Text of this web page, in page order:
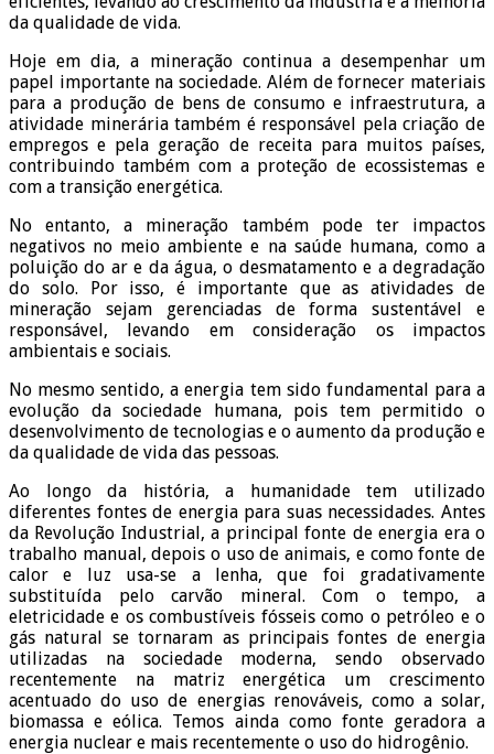
da qualidade de vida.
Hoje em dia, a mineração continua a desempenhar um
papel importante na sociedade. Além de fornecer materiais
para a produção de bens de consumo e infraestrutura, a
atividade minerária também é responsável pela criação de
empregos e pela geração de receita para muitos países,
contribuindo também com a proteção de ecossistemas e
com a transição energética.
No entanto, a mineração também pode ter impactos
negativos no meio ambiente e na saúde humana, como a
poluição do ar e da água, o desmatamento e a degradação
do solo. Por isso, é importante que as atividades de
mineração sejam gerenciadas de forma sustentável e
responsável, levando em consideração os impactos
ambientais e sociais.
No mesmo sentido, a energia tem sido fundamental para a
evolução da sociedade humana, pois tem permitido o
desenvolvimento de tecnologias e o aumento da produção e
da qualidade de vida das pessoas.
Ao longo da história, a humanidade tem utilizado
diferentes fontes de energia para suas necessidades. Antes
da Revolução Industrial, a principal fonte de energia era o
trabalho manual, depois o uso de animais, e como fonte de
calor e luz usa-se a lenha, que foi gradativamente
substituída pelo carvão mineral. Com o tempo, a
eletricidade e os combustíveis fósseis como o petróleo e o
gás natural se tornaram as principais fontes de energia
utilizadas na sociedade moderna, sendo observado
recentemente na matriz energética um crescimento
acentuado do uso de energias renováveis, como a solar,
biomassa e eólica. Temos ainda como fonte geradora a
energia nuclear e mais recentemente o uso do hidrogênio.